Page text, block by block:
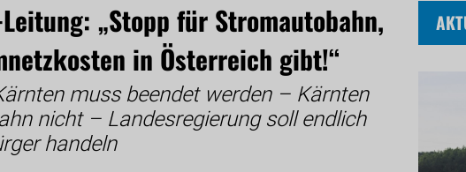
„Stopp für Stromautobahn,
in Österreich gibt!“
muss beendet werden – Kärnten
nicht – Landesregierung soll endlich
handeln